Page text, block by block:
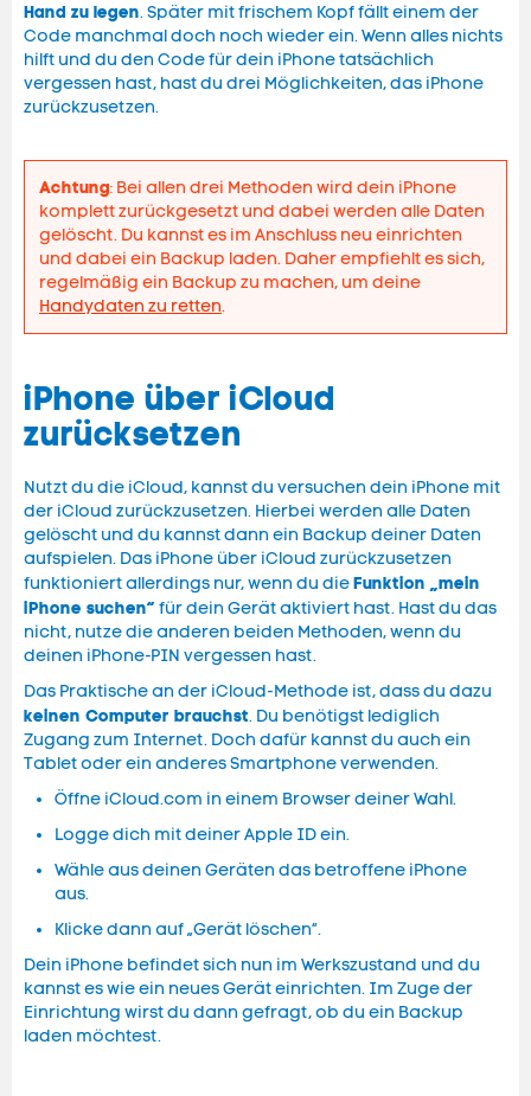
Hand zu legen. Später mit frischem Kopf fällt einem der
Code manchmal doch noch wieder ein. Wenn alles nichts
hilft und du den Code für dein iPhone tatsächlich
vergessen hast, hast du drei Möglichkeiten, das iPhone
zurückzusetzen.
Achtung: Bei allen drei Methoden wird dein iPhone
komplett zurückgesetzt und dabei werden alle Daten
gelöscht. Du kannst es im Anschluss neu einrichten
und dabei ein Backup laden. Daher empfiehlt es sich,
regelmäßig ein Backup zu machen, um deine
Handydaten zu retten.
iPhone über iCloud
zurücksetzen
Nutzt du die iCloud, kannst du versuchen dein iPhone mit
der iCloud zurückzusetzen. Hierbei werden alle Daten
gelöscht und du kannst dann ein Backup deiner Daten
aufspielen. Das iPhone über iCloud zurückzusetzen
funktioniert allerdings nur, wenn du dieFunktion „mein
iPhone suchen“ für dein Gerät aktiviert hast. Hast du das
nicht, nutze die anderen beiden Methoden, wenn du
deinen iPhone-PIN vergessen hast.
Das Praktische an der iCloud-Methode ist, dass du dazu
keinen Computer brauchst. Du benötigst lediglich
Zugang zum Internet. Doch dafür kannst du auch ein
Tablet oder ein anderes Smartphone verwenden.
Öffne iCloud.com in einem Browser deiner Wahl.
Logge dich mit deiner Apple ID ein.
Wähle aus deinen Geräten das betroffene iPhone
aus.
Klicke dann auf „Gerät löschen“.
Dein iPhone befindet sich nun im Werkszustand und du
kannst es wie ein neues Gerät einrichten. Im Zuge der
Einrichtung wirst du dann gefragt, ob du ein Backup
laden möchtest.